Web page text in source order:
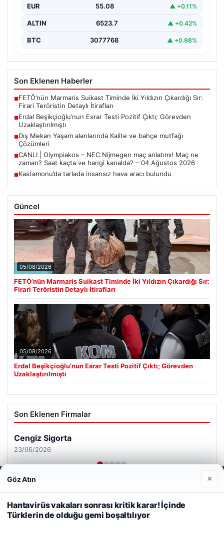
EUR 55.08 ▲ +0.11%
ALTIN 6523.7 ▲ +0.42%
BTC 3077768 ▲ +0.98%
Son Eklenen Haberler
■FETÖ’nün Marmaris Suikast Timinde İki Yıldızın Çıkardığı Sır:
Firari Teröristin Detaylı İtirafları
■Erdal Beşikçioğlu’nun Esrar Testi Pozitif Çıktı; Görevden
Uzaklaştırılmıştı
■Dış Mekan Yaşam alanlarında Kalite ve bahçe mutfağı
Çözümleri
■CANLI | Olympiakos – NEC Nijmegen maç anlatımı! Maç ne
zaman? Saat kaçta ve hangi kanalda? – 04 Ağustos 2026
■Kastamonu’da tarlada insansız hava aracı bulundu
Güncel
05/08/2026
FETÖ’nün Marmaris Suikast Timinde İki Yıldızın Çıkardığı Sır:
Firari Teröristin Detaylı İtirafları
05/08/2026
Erdal Beşikçioğlu’nun Esrar Testi Pozitif Çıktı; Görevden
Uzaklaştırılmıştı
Son Eklenen Firmalar
Cengiz Sigorta
23/06/2026
Web sitemizi nasıl kullandığınızı daha iyi anlayabilmek,
deneyiminizi kişiselleştirmek ve geliştirmek amacıyla çerezler
kullanıyoruz.
Çerez Politikamız
Reddet Kabul Et
Göz Atın ×
Hantavirüs vakaları sonrası kritik karar! İçinde
Türklerin de olduğu gemi boşaltılıyor